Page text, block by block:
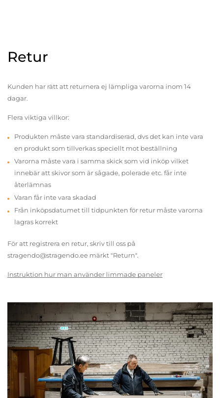
Retur
Kunden har rätt att returnera ej lämpliga varorna inom 14
dagar.
Flera viktiga villkor:
Produkten måste vara standardiserad, dvs det kan inte vara
en produkt som tillverkas speciellt mot beställning
Varorna måste vara i samma skick som vid inköp vilket
innebär att skivor som är sågade, polerade etc. får inte
återlämnas
Varan får inte vara skadad
Från inköpsdatumet till tidpunkten för retur måste varorna
lagras korrekt
För att registrera en retur, skriv till oss på
stragendo@stragendo.ee märkt "Return".
Instruktion hur man använder limmade paneler